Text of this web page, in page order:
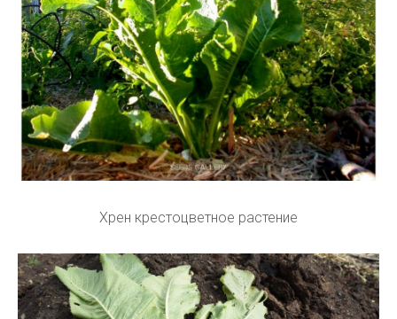
Хрен крестоцветное растение